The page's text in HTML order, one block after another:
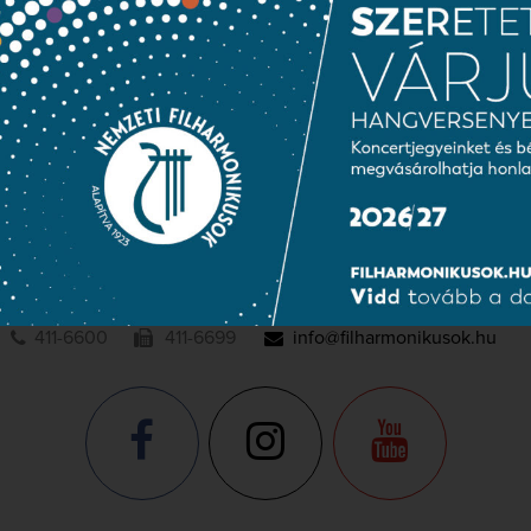
Közérdekű adatok Sajtószoba Adatvédelem
NEMZETI
FILHARMONIKUSOK
1095 Budapest, Komor Marcell u. 1. (Müpa)
411-6600
411-6699 info@filharmonikusok.hu